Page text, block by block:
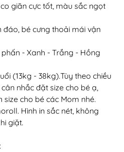
giãn cực tốt, màu sắc ngọt
đáo, bé cưng thoải mái vận
- Xanh - Trắng - Hồng
(13kg - 38kg).Tùy theo chiều
nhắc đặt size cho bé ạ,
size cho bé các Mom nhé.
Hình in sắc nét, không
giặt.